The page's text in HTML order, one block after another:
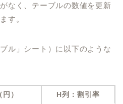
なく、テーブルの数値を更新
す。
ル」シート）に以下のような
） H列：割引率